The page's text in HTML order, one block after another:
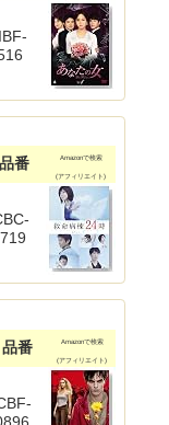
品番 Amazonで検索
(アフィリエイト)
品番 Amazonで検索
(アフィリエイト)